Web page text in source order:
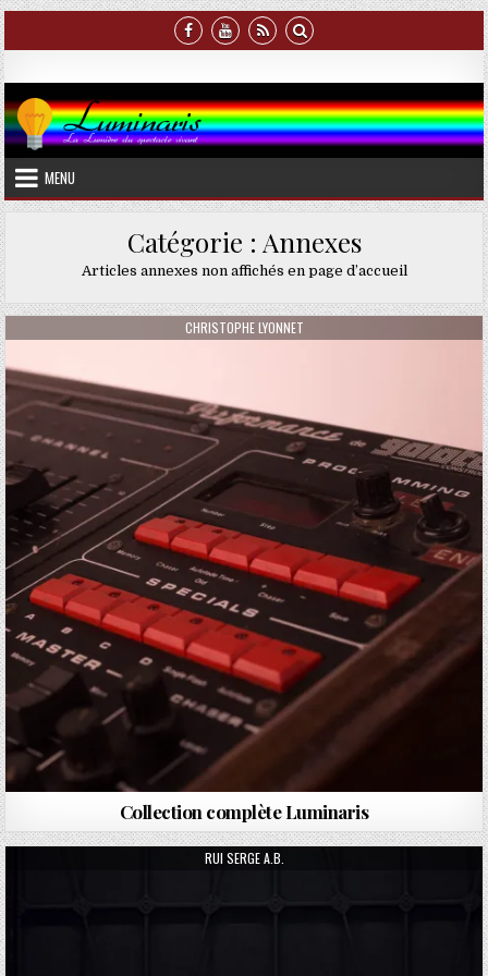
Skip
to
content
Luminaris
MENU
Catégorie : Annexes
Articles annexes non affichés en page d’accueil
AUTHOR:
CHRISTOPHE LYONNET
Collection complète Luminaris
AUTHOR:
RUI SERGE A.B.